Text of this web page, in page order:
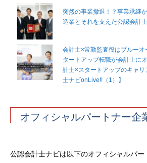
突然の事業撤退！？事業承継
造業とそれを支えた公認会計
会計士×常勤監査役はブルー
タートアップ転職が会計士に
計士×スタートアップのキャ
士ナビonLive!!（1）】
オフィシャルパートナー企
公認会計士ナビは以下のオフィシャルパ